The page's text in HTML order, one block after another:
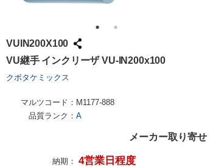
VUIN200X100
VU継手 インクリーザ VU-IN200x100
クボタケミックス
マルツコード： M1177-888
品質ランク： A
メーカー取り寄せ
納期： 4営業日程度